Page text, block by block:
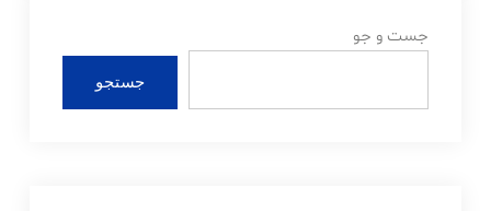
جست و جو
جستجو